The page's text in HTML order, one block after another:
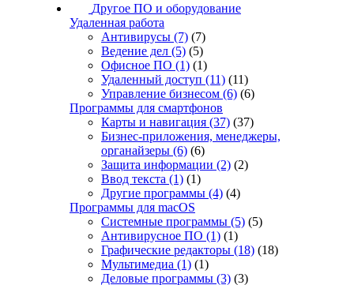
Другое ПО и оборудование
Удаленная работа
Антивирусы (7) (7)
Ведение дел (5) (5)
Офисное ПО (1) (1)
Удаленный доступ (11) (11)
Управление бизнесом (6) (6)
Программы для смартфонов
Карты и навигация (37) (37)
Бизнес-приложения, менеджеры,
органайзеры (6) (6)
Защита информации (2) (2)
Ввод текста (1) (1)
Другие программы (4) (4)
Программы для macOS
Системные программы (5) (5)
Антивирусное ПО (1) (1)
Графические редакторы (18) (18)
Мультимедиа (1) (1)
Деловые программы (3) (3)